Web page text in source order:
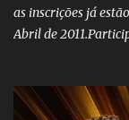
as inscrições já
Abril de